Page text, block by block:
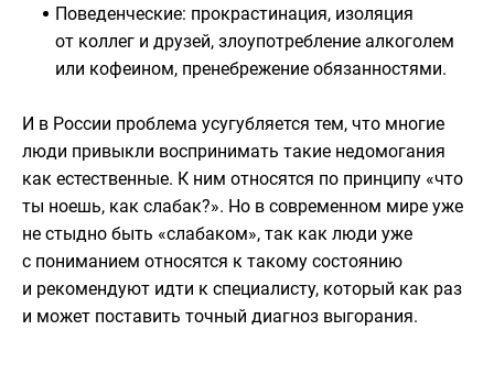
Поведенческие: прокрастинация, изоляция
от коллег и друзей, злоупотребление алкоголем
или кофеином, пренебрежение обязанностями.
И в России проблема усугубляется тем, что многие
люди привыкли воспринимать такие недомогания
как естественные. К ним относятся по принципу «что
ты ноешь, как слабак?». Но в современном мире уже
не стыдно быть «слабаком», так как люди уже
с пониманием относятся к такому состоянию
и рекомендуют идти к специалисту, который как раз
и может поставить точный диагноз выгорания.